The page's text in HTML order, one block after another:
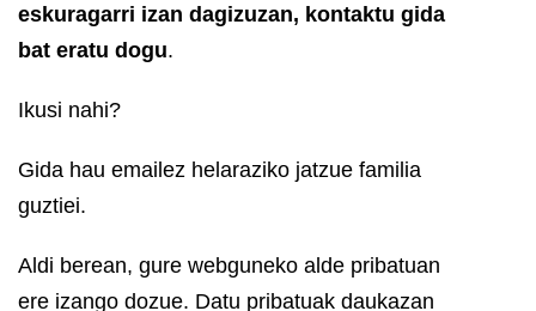
eskuragarri izan dagizuzan, kontaktu gida
bat eratu dogu.
Ikusi nahi?
Gida hau emailez helaraziko jatzue familia
guztiei.
Aldi berean, gure webguneko alde pribatuan
ere izango dozue. Datu pribatuak daukazan